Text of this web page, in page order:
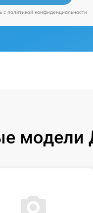
c политикой конфиденциальности
модели